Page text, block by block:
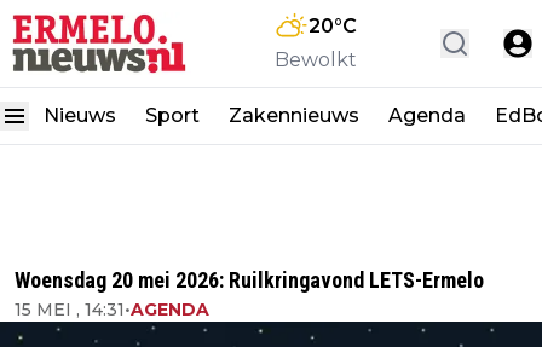
20°C
Bewolkt
Nieuws Sport Zakennieuws Agenda
Woensdag 20 mei 2026: Ruilkringavond LETS-Ermelo
15 MEI , 14:31•AGENDA